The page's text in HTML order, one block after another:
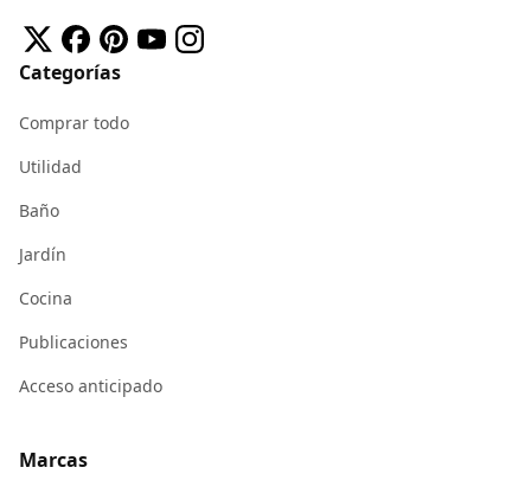
Categorías
Comprar todo
Utilidad
Baño
Jardín
Cocina
Publicaciones
Acceso anticipado
Marcas